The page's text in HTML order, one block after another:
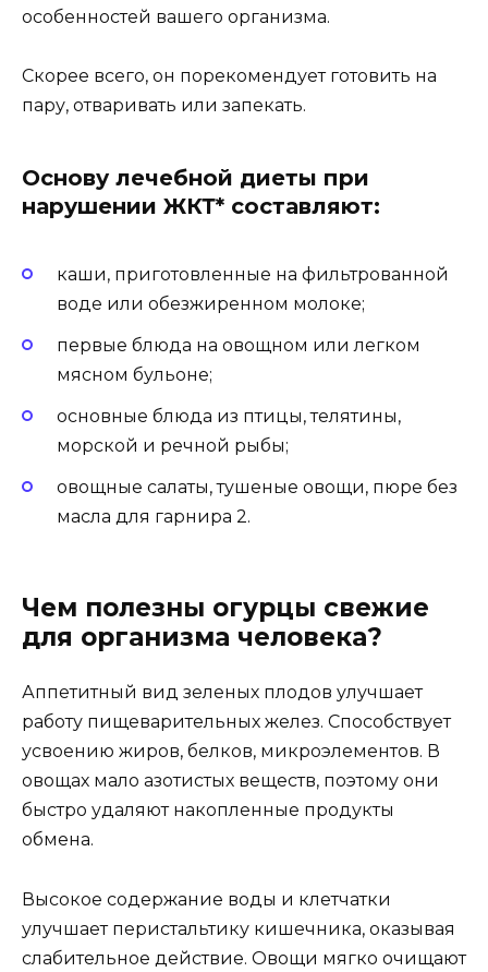
особенностей вашего организма.
Скорее всего, он порекомендует готовить на
пару, отваривать или запекать.
Основу лечебной диеты при
нарушении ЖКТ* составляют:
каши, приготовленные на фильтрованной
воде или обезжиренном молоке;
первые блюда на овощном или легком
мясном бульоне;
основные блюда из птицы, телятины,
морской и речной рыбы;
овощные салаты, тушеные овощи, пюре без
масла для гарнира 2.
Чем полезны огурцы свежие
для организма человека?
Аппетитный вид зеленых плодов улучшает
работу пищеварительных желез. Способствует
усвоению жиров, белков, микроэлементов. В
овощах мало азотистых веществ, поэтому они
быстро удаляют накопленные продукты
обмена.
Высокое содержание воды и клетчатки
улучшает перистальтику кишечника, оказывая
слабительное действие. Овощи мягко очищают